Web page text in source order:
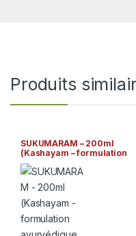
Produits
SUKUMARAM – 200ml
(Kashayam – formulation
ayurvédique traditionnelle)
Arya Vaidya Sala Kottakkal